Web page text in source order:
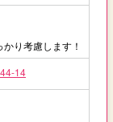
り考慮します！
14